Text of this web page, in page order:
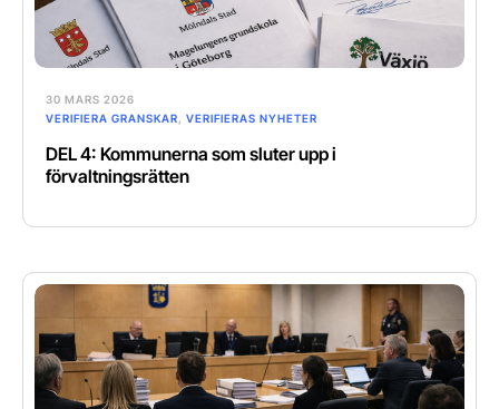
30 MARS 2026
VERIFIERA GRANSKAR
VERIFIERAS NYHETER
DEL 4: Kommunerna som sluter upp i
förvaltningsrätten